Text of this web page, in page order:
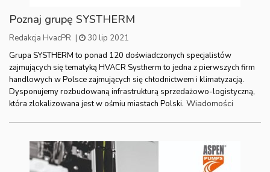
Poznaj grupę SYSTHERM
Redakcja HvacPR |
30 lip 2021
Grupa SYSTHERM to ponad 120 doświadczonych specjalistów
zajmujących się tematyką HVACR Systherm to jedna z pierwszych firm
handlowych w Polsce zajmujących się chłodnictwem i klimatyzacją.
Dysponujemy rozbudowaną infrastrukturą sprzedażowo-logistyczną,
która zlokalizowana jest w ośmiu miastach Polski. Wiadomości